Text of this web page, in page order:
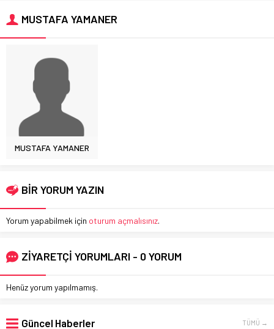
MUSTAFA YAMANER
MUSTAFA YAMANER
BİR YORUM YAZIN
Yorum yapabilmek için oturum açmalısınız.
ZİYARETÇİ YORUMLARI - 0 YORUM
Henüz yorum yapılmamış.
Güncel Haberler TÜMÜ →